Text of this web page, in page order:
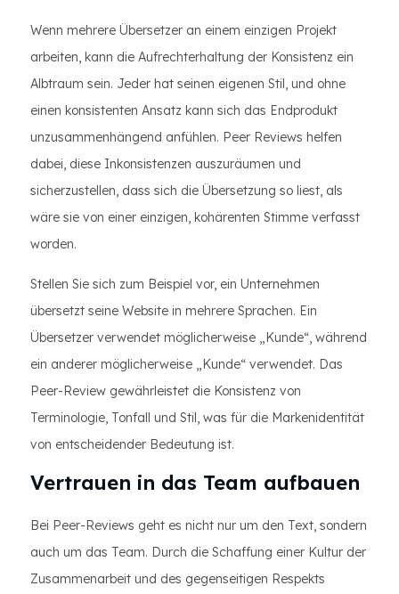
Wenn mehrere Übersetzer an einem einzigen Projekt
arbeiten, kann die Aufrechterhaltung der Konsistenz ein
Albtraum sein. Jeder hat seinen eigenen Stil, und ohne
einen konsistenten Ansatz kann sich das Endprodukt
unzusammenhängend anfühlen. Peer Reviews helfen
dabei, diese Inkonsistenzen auszuräumen und
sicherzustellen, dass sich die Übersetzung so liest, als
wäre sie von einer einzigen, kohärenten Stimme verfasst
worden.
Stellen Sie sich zum Beispiel vor, ein Unternehmen
übersetzt seine Website in mehrere Sprachen. Ein
Übersetzer verwendet möglicherweise „Kunde“, während
ein anderer möglicherweise „Kunde“ verwendet. Das
Peer-Review gewährleistet die Konsistenz von
Terminologie, Tonfall und Stil, was für die Markenidentität
von entscheidender Bedeutung ist.
Vertrauen in das Team aufbauen
Bei Peer-Reviews geht es nicht nur um den Text, sondern
auch um das Team. Durch die Schaffung einer Kultur der
Zusammenarbeit und des gegenseitigen Respekts